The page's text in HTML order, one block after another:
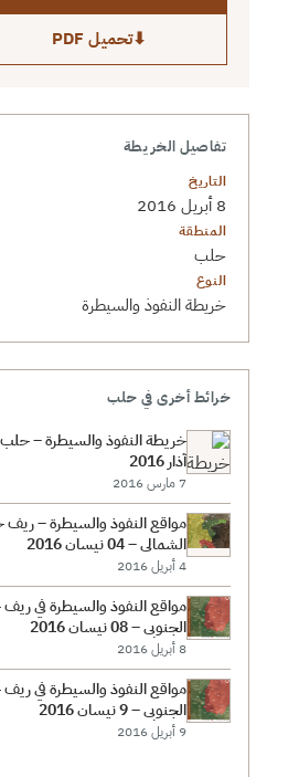
⬇تحميل PDF
تفاصيل الخريطة
التاريخ
8 أبريل 2016
المنطقة
حلب
النوع
خريطة النفوذ والسيطرة
خرائط أخرى في حلب
آذار 2016
7 مارس 2016
مواقع النفوذ والسيطرة –
الشمالي – 04 نيسان 2016
4 أبريل 2016
مواقع النفوذ والسيطرة في
الجنوبي – 08 نيسان 2016
8 أبريل 2016
مواقع النفوذ والسيطرة في
الجنوبي – 9 نيسان 2016
9 أبريل 2016